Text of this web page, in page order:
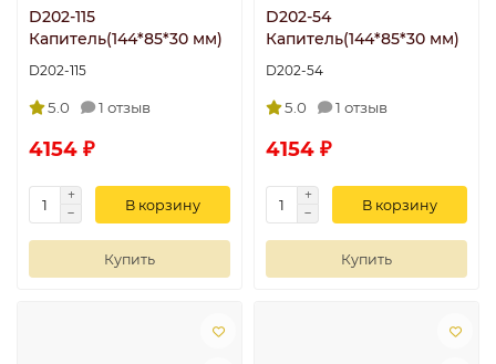
D202-115
Капитель(144*85*30 мм)
D202-115
5.0 1 отзыв
4154 ₽
В корзину
Купить
D202-54
Капитель(144*85*30 мм)
D202-54
5.0 1 отзыв
4154 ₽
В корзину
Купить